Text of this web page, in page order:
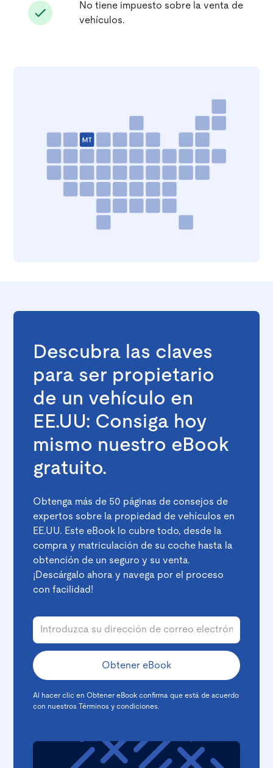
No tiene impuesto sobre la venta de
vehículos.
Descubra las claves
para ser propietario
de un vehículo en
EE.UU: Consiga hoy
mismo nuestro eBook
gratuito.
Obtenga más de 50 páginas de consejos de
expertos sobre la propiedad de vehículos en
EE.UU. Este eBook lo cubre todo, desde la
compra y matriculación de su coche hasta la
obtención de un seguro y su venta.
¡Descárgalo ahora y navega por el proceso
con facilidad!
Al hacer clic en Obtener eBook confirma que está de acuerdo
con nuestrosTérminos y condiciones.